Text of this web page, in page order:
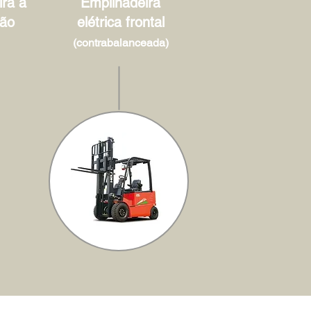
elétrica frontal
(contrabalanceada)